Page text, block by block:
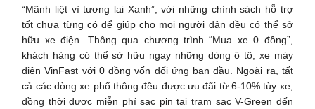
“Mãnh liệt vì tương lai Xanh”, với những chính sách hỗ trợ
tốt chưa từng có để giúp cho mọi người dân đều có thể sở
hữu xe điện. Thông qua chương trình “Mua xe 0 đồng”,
khách hàng có thể sở hữu ngay những dòng ô tô, xe máy
điện VinFast với 0 đồng vốn đối ứng ban đầu. Ngoài ra, tất
cả các dòng xe phổ thông đều được ưu đãi từ 6-10% tùy xe,
đồng thời được miễn phí sạc pin tại trạm sạc V-Green đến